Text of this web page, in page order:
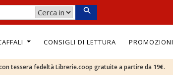
CONSIGLI DI LETTURA PROMOZIONI
tessera fedeltà Librerie.coop gratuite a partire da 19€.